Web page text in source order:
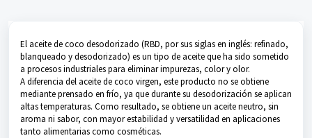
El aceite de coco desodorizado (RBD, por sus siglas en inglés: refinado,
blanqueado y desodorizado) es un tipo de aceite que ha sido sometido
a procesos industriales para eliminar impurezas, color y olor.
A diferencia del aceite de coco virgen, este producto no se obtiene
mediante prensado en frío, ya que durante su desodorización se aplican
altas temperaturas. Como resultado, se obtiene un aceite neutro, sin
aroma ni sabor, con mayor estabilidad y versatilidad en aplicaciones
tanto alimentarias como cosméticas.